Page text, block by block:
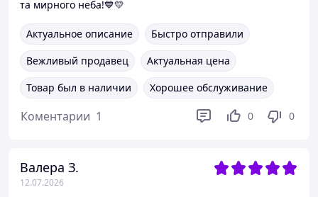
та мирного неба!💙💛
Актуальное описание
Быстро отправили
Вежливый продавец
Актуальная цена
Товар был в наличии
Хорошее обслуживание
Коментарии 1 0 0
Валера З.
12.07.2026